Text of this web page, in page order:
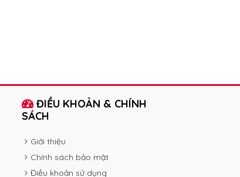
ĐIỀU KHOẢN & CHÍNH
SÁCH
Giới thiệu
Chính sách bảo mật
Điều khoản sử dụng